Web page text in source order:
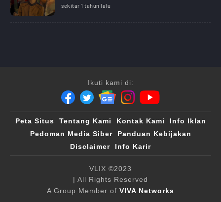
sekitar 1 tahun lalu
Ikuti kami di:
Peta Situs Tentang Kami Kontak Kami
Info Iklan
Pedoman Media Siber
Panduan Kebijakan
Disclaimer
Info Karir
VLIX ©2023
| All Rights Reserved
A Group Member of VIVA Networks